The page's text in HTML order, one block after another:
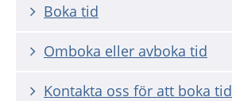
Boka tid
Omboka eller avboka tid
Kontakta oss för att boka tid